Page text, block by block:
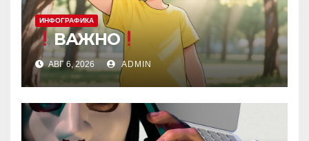
ИНФОГРАФИКА
ВАЖНО
АВГ 6, 2026 ADMIN